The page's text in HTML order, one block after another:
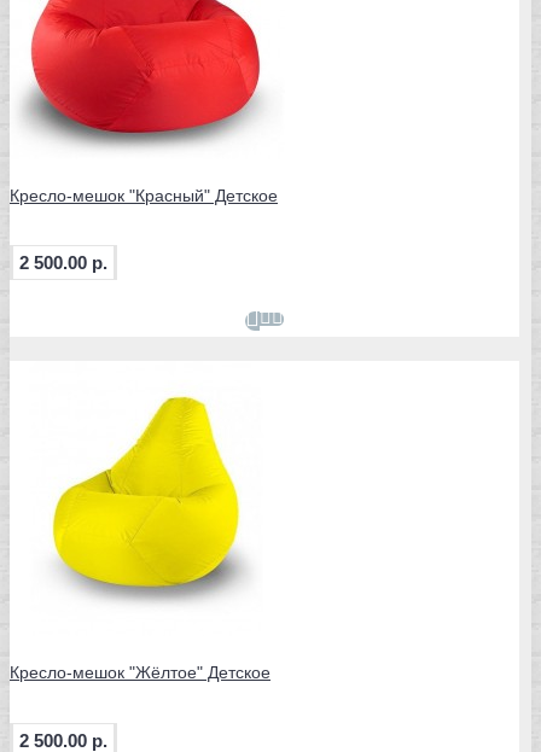
Кресло-мешок "Красный" Детское
2 500.00 р.
Кресло-мешок "Жёлтое" Детское
2 500.00 р.